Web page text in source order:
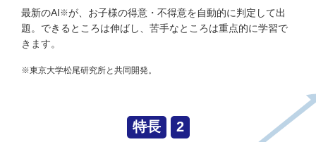
最新のAI※が、お子様の得意・不得意を自動的に判定して出
題。できるところは伸ばし、苦手なところは重点的に学習で
きます。
※東京大学松尾研究所と共同開発。
特長 2